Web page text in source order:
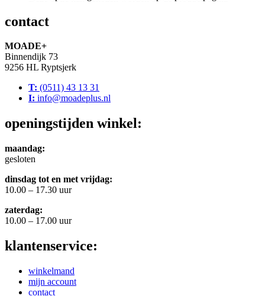
contact
MOADE+
Binnendijk 73
9256 HL Ryptsjerk
T: (0511) 43 13 31
I: info@moadeplus.nl
openingstijden winkel:
maandag:
gesloten
dinsdag tot en met vrijdag:
10.00 – 17.30 uur
zaterdag:
10.00 – 17.00 uur
klantenservice:
winkelmand
mijn account
contact